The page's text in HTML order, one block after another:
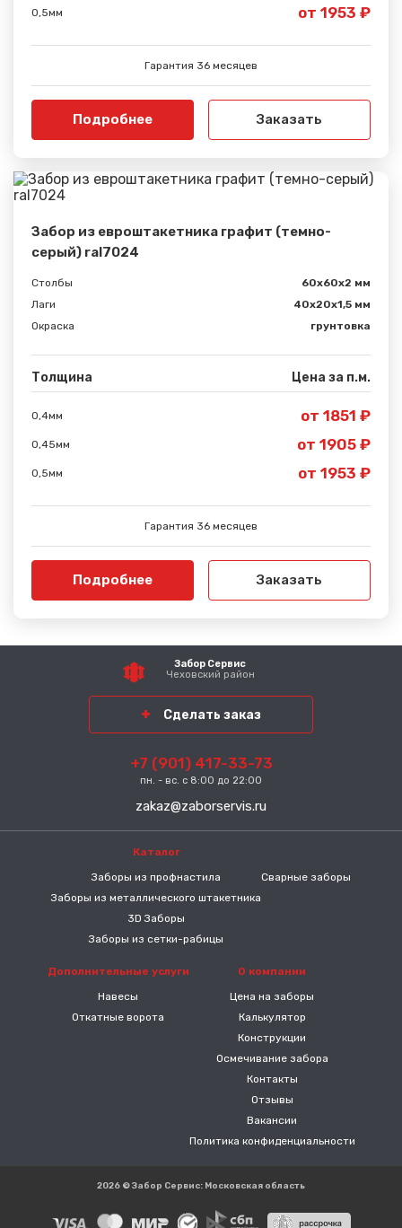
0,5мм от 1953 ₽
Гарантия 36 месяцев
Подробнее Заказать
Забор из евроштакетника графит (темно-
серый) ral7024
Столбы
60х60х2 мм
Лаги
40х20х1,5 мм
Окраска
грунтовка
Толщина Цена за п.м.
0,4мм от 1851 ₽
0,45мм от 1905 ₽
0,5мм от 1953 ₽
Гарантия 36 месяцев
Подробнее Заказать
Забор Сервис
Чеховский район
Сделать заказ
+7 (901) 417-33-73
пн. - вс. с 8:00 до 22:00
zakaz@zaborservis.ru
Каталог
Заборы из профнастила
Заборы из металлического штакетника
3D Заборы
Заборы из сетки-рабицы
Сварные заборы
Дополнительные услуги
Навесы
Откатные ворота
О компании
Цена на заборы
Калькулятор
Конструкции
Осмечивание забора
Контакты
Отзывы
Вакансии
Политика конфиденциальности
2026 © Забор Сервис: Московская область